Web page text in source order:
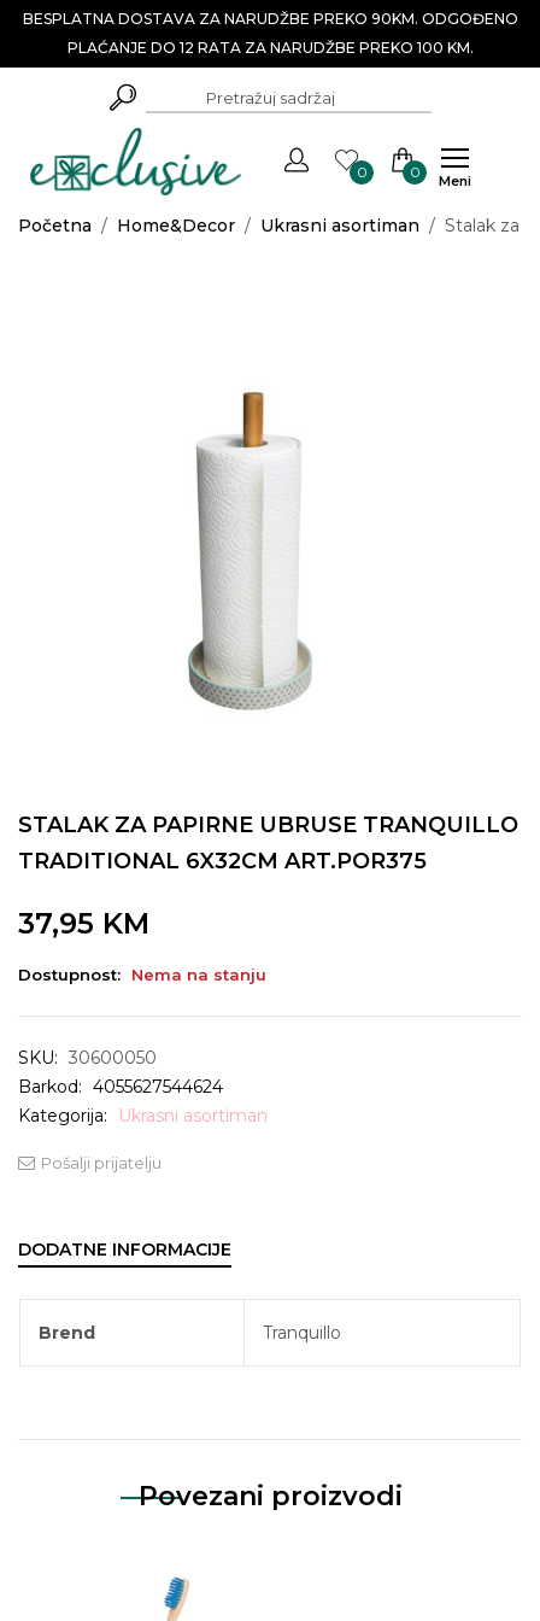
BESPLATNA DOSTAVA ZA NARUDŽBE PREKO 90KM. ODGOĐENO
PLAĆANJE DO 12 RATA ZA NARUDŽBE PREKO 100 KM.
0 0 Meni
Početna / Home&Decor / Ukrasni asortiman / Stalak za
STALAK ZA PAPIRNE UBRUSE TRANQUILLO
TRADITIONAL 6X32CM ART.POR375
37,95 KM
Dostupnost: Nema na stanju
SKU: 30600050
Barkod: 4055627544624
Kategorija:
Ukrasni asortiman
Pošalji prijatelju
DODATNE INFORMACIJE
Brend Tranquillo
Povezani proizvodi